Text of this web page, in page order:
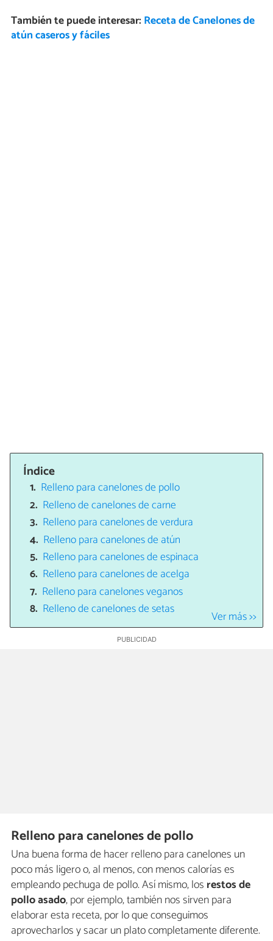
También te puede interesar: Receta de Canelones de
atún caseros y fáciles
Índice
Relleno para canelones de pollo
Relleno de canelones de carne
Relleno para canelones de verdura
Relleno para canelones de atún
Relleno para canelones de espinaca
Relleno para canelones de acelga
Relleno para canelones veganos
Relleno de canelones de setas
Ver más >>
Relleno para canelones de pollo
Una buena forma de hacer relleno para canelones un
poco más ligero o, al menos, con menos calorías es
empleando pechuga de pollo. Así mismo, los restos de
pollo asado, por ejemplo, también nos sirven para
elaborar esta receta, por lo que conseguimos
aprovecharlos y sacar un plato completamente diferente.